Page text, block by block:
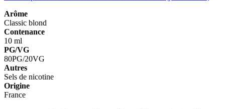
Arôme
Classic blond
Contenance
10 ml
PG/VG
80PG/20VG
Autres
Sels de nicotine
Origine
France